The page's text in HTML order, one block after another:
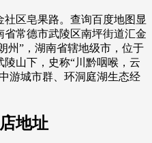
区皂果路。查询百度地图显
常德市武陵区南坪街道汇金
州”，湖南省辖地级市，位于
山下，史称“川黔咽喉，云
游城市群、环洞庭湖生态经
地址